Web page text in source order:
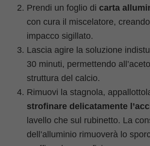
Prendi un foglio di carta
con cura il miscelatore,
impacco sigillato.
Lascia agire la soluzione
30 minuti, permettendo
struttura del calcio.
Rimuovi la stagnola,
strofinare delicatamente
lavello che sul rubinetto. La
dell’alluminio rimuoverà lo